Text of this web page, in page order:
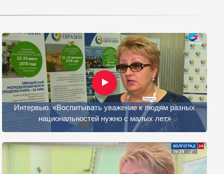
Интервью. «Воспитывать уважение к людям разных
национальностей нужно с малых лет»